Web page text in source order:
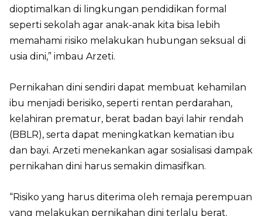
dioptimalkan di lingkungan pendidikan formal
seperti sekolah agar anak-anak kita bisa lebih
memahami risiko melakukan hubungan seksual di
usia dini,” imbau Arzeti.
Pernikahan dini sendiri dapat membuat kehamilan
ibu menjadi berisiko, seperti rentan perdarahan,
kelahiran prematur, berat badan bayi lahir rendah
(BBLR), serta dapat meningkatkan kematian ibu
dan bayi. Arzeti menekankan agar sosialisasi dampak
pernikahan dini harus semakin dimasifkan.
“Risiko yang harus diterima oleh remaja perempuan
yang melakukan pernikahan dini terlalu berat.